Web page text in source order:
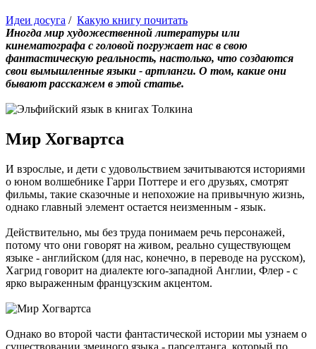
Идеи досуга / Какую книгу почитать
Иногда мир художественной литературы или
кинематографа с головой погружает нас в свою
фантастическую реальность, настолько, что создаются
свои вымышленные языки - артланги. О том, какие они
бывают расскажем в этой статье.
Мир Хогвартса
И взрослые, и дети с удовольствием зачитываются историями
о юном волшебнике Гарри Поттере и его друзьях, смотрят
фильмы, такие сказочные и непохожие на привычную жизнь,
однако главный элемент остается неизменным - язык.
Действительно, мы без труда понимаем речь персонажей,
потому что они говорят на живом, реально существующем
языке - английском (для нас, конечно, в переводе на русском),
Хагрид говорит на диалекте юго-западной Англии, Флер - с
ярко выраженным французским акцентом.
Однако во второй части фантастической истории мы узнаем о
существовании змеиного языка - парселтанга, который по